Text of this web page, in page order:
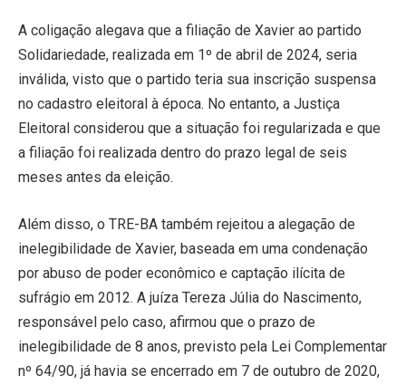
A coligação alegava que a filiação de Xavier ao partido
Solidariedade, realizada em 1º de abril de 2024, seria
inválida, visto que o partido teria sua inscrição suspensa
no cadastro eleitoral à época. No entanto, a Justiça
Eleitoral considerou que a situação foi regularizada e que
a filiação foi realizada dentro do prazo legal de seis
meses antes da eleição.
Além disso, o TRE-BA também rejeitou a alegação de
inelegibilidade de Xavier, baseada em uma condenação
por abuso de poder econômico e captação ilícita de
sufrágio em 2012. A juíza Tereza Júlia do Nascimento,
responsável pelo caso, afirmou que o prazo de
inelegibilidade de 8 anos, previsto pela Lei Complementar
nº 64/90, já havia se encerrado em 7 de outubro de 2020,